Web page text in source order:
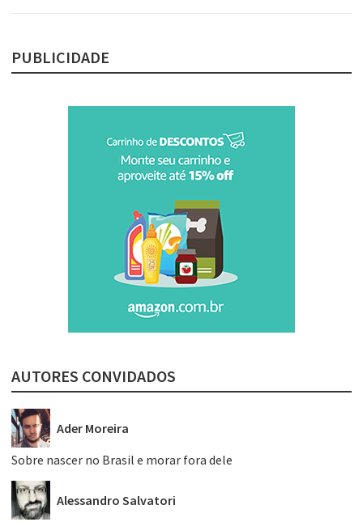
PUBLICIDADE
AUTORES CONVIDADOS
Ader Moreira
Sobre nascer no Brasil e morar fora dele
Alessandro Salvatori